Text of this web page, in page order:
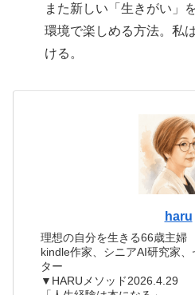
また新しい「生きがい」
環境で楽しめる方法。私
ける。
haru
理想の自分を生きる66歳主婦
kindle作家、シニアAI研究家
ター
▼HARUメソッド2026.4.29